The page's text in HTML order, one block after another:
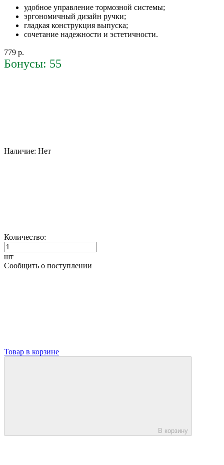
удобное управление тормозной системы;
эргономичный дизайн ручки;
гладкая конструкция выпуска;
сочетание надежности и эстетичности.
779 р.
Бонусы: 55
Наличие: Нет
Количество:
шт
Сообщить о поступлении
Товар в корзине
В корзину